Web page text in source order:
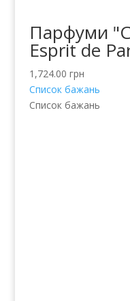
Парфуми
Esprit de
1,724.00 грн
Список бажань
Список бажань